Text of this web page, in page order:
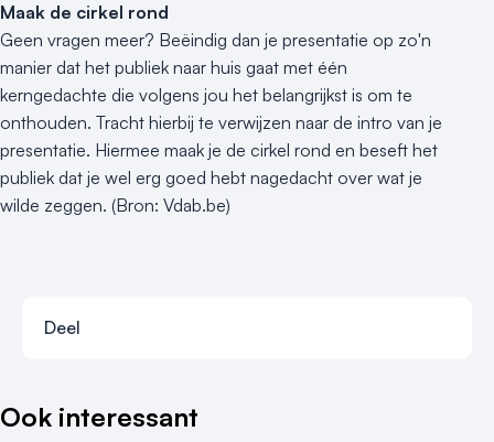
Maak de cirkel rond
Geen vragen meer? Beëindig dan je presentatie op zo'n
manier dat het publiek naar huis gaat met één
kerngedachte die volgens jou het belangrijkst is om te
onthouden. Tracht hierbij te verwijzen naar de intro van je
presentatie. Hiermee maak je de cirkel rond en beseft het
publiek dat je wel erg goed hebt nagedacht over wat je
wilde zeggen. (Bron: Vdab.be)
Deel
Ook interessant